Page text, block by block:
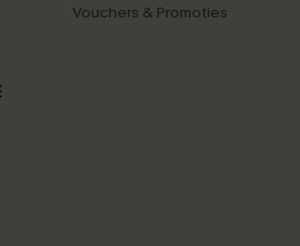
Vouchers & Promoties